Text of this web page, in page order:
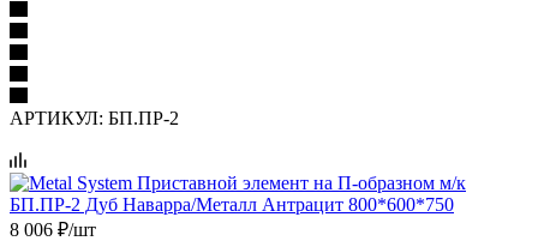
АРТИКУЛ: БП.ПР-2
8 006 ₽/шт